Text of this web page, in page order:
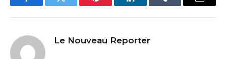
FacebookTwitter Pinterest LinkedInTumblr Email
Le Nouveau Reporter